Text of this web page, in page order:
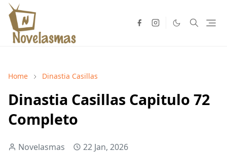
Home Dinastia Casillas
Dinastia Casillas Capitulo 72
Completo
Novelasmas 22 Jan, 2026